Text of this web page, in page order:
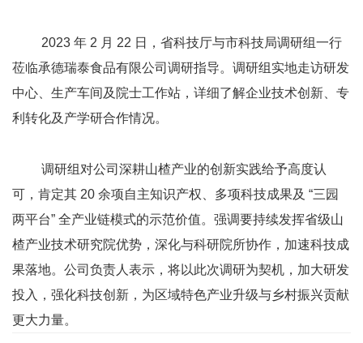
2023 年 2 月 22 日，省科技厅与市科技局调研组一行
莅临承德瑞泰食品有限公司调研指导。调研组实地走访研发
中心、生产车间及院士工作站，详细了解企业技术创新、专
利转化及产学研合作情况。
调研组对公司深耕山楂产业的创新实践给予高度认
可，肯定其 20 余项自主知识产权、多项科技成果及 “三园
两平台” 全产业链模式的示范价值。强调要持续发挥省级山
楂产业技术研究院优势，深化与科研院所协作，加速科技成
果落地。公司负责人表示，将以此次调研为契机，加大研发
投入，强化科技创新，为区域特色产业升级与乡村振兴贡献
更大力量。